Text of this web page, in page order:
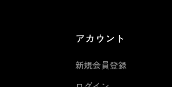
アカウント
新規会員登録